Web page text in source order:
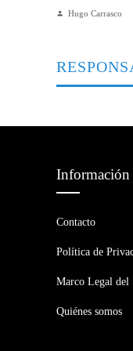
Hugo Carrasco
Información
Contacto
Política de
Marco Legal del
Quiénes somos